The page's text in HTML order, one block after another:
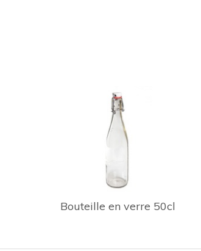
Bouteille en verre 50cl